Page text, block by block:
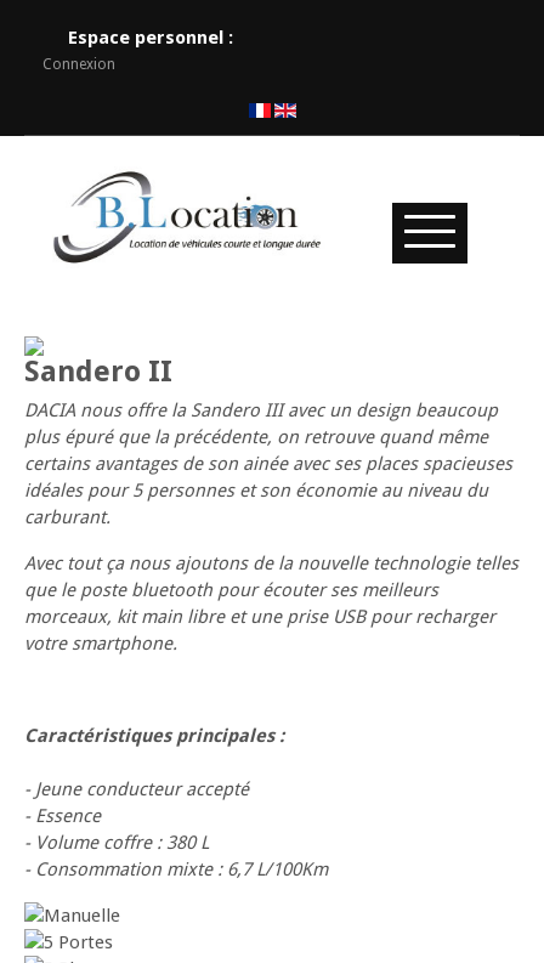
Espace personnel :
Connexion
Sandero II
DACIA nous offre la Sandero III avec un design beaucoup
plus épuré que la précédente, on retrouve quand même
certains avantages de son ainée avec ses places spacieuses
idéales pour 5 personnes et son économie au niveau du
carburant.
Avec tout ça nous ajoutons de la nouvelle technologie telles
que le poste bluetooth pour écouter ses meilleurs
morceaux, kit main libre et une prise USB pour recharger
votre smartphone.
Caractéristiques principales :
- Jeune conducteur accepté
- Essence
- Volume coffre : 380 L
- Consommation mixte : 6,7 L/100Km